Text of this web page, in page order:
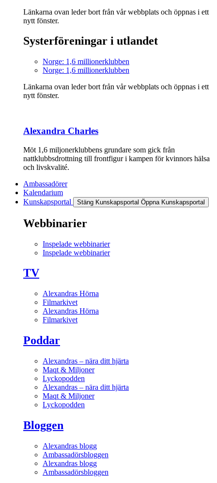
Länkarna ovan leder bort från vår webbplats och öppnas i ett
nytt fönster.
Systerföreningar i utlandet
Norge: 1,6 millionerklubben
Norge: 1,6 millionerklubben
Länkarna ovan leder bort från vår webbplats och öppnas i ett
nytt fönster.
Alexandra Charles
Möt 1,6 miljonerklubbens grundare som gick från
nattklubbsdrottning till frontfigur i kampen för kvinnors hälsa
och livskvalité.
Ambassadörer
Kalendarium
Kunskapsportal
Stäng Kunskapsportal Öppna Kunskapsportal
Webbinarier
Inspelade webbinarier
Inspelade webbinarier
TV
Alexandras Hörna
Filmarkivet
Alexandras Hörna
Filmarkivet
Poddar
Alexandras – nära ditt hjärta
Maqt & Miljoner
Lyckopodden
Alexandras – nära ditt hjärta
Maqt & Miljoner
Lyckopodden
Bloggen
Alexandras blogg
Ambassadörsbloggen
Alexandras blogg
Ambassadörsbloggen